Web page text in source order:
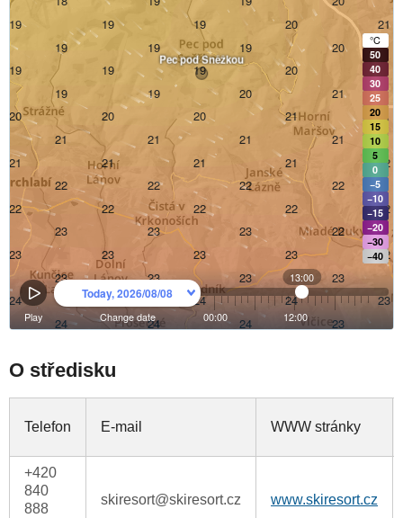
O středisku
Telefon E-mail WWW stránky
+420
840
888
skiresort@skiresort.cz www.skiresort.cz